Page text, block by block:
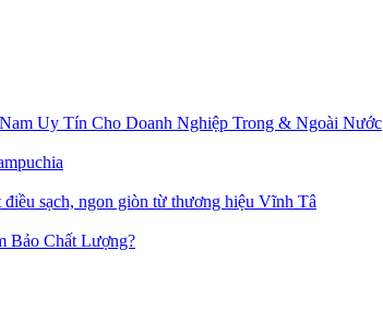
Uy Tín Cho Doanh Nghiệp Trong & Ngoài Nước
sạch, ngon giòn từ thương hiệu Vĩnh Tâ
Bảo Chất Lượng?